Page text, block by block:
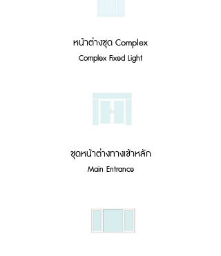
หน้าต่างชุด Complex
Complex Fixed Light
ชุดหน้าต่างทางเข้าหลัก
Main Entrance